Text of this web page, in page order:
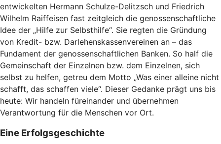
entwickelten Hermann Schulze-Delitzsch und Friedrich
Wilhelm Raiffeisen fast zeitgleich die genossenschaftliche
Idee der „Hilfe zur Selbsthilfe“. Sie regten die Gründung
von Kredit- bzw. Darlehenskassenvereinen an – das
Fundament der genossenschaftlichen Banken. So half die
Gemeinschaft der Einzelnen bzw. dem Einzelnen, sich
selbst zu helfen, getreu dem Motto „Was einer alleine nicht
schafft, das schaffen viele“. Dieser Gedanke prägt uns bis
heute: Wir handeln füreinander und übernehmen
Verantwortung für die Menschen vor Ort.
Eine Erfolgsgeschichte